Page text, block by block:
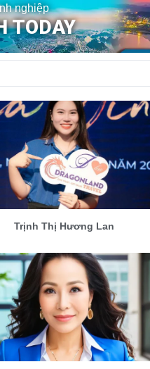
nghiệp
TODAY
Trịnh Thị Hương Lan